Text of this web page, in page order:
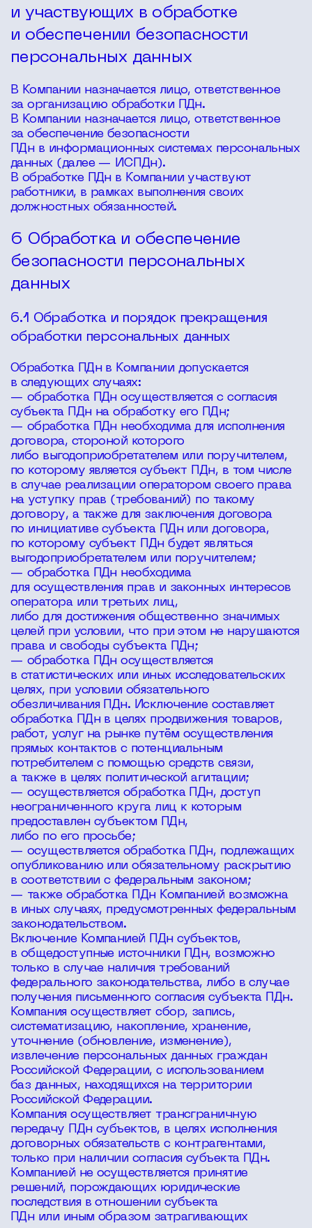
и участвующих в обработке
и обеспечении безопасности
персональных данных
В Компании назначается лицо, ответственное
за организацию обработки ПДн.
В Компании назначается лицо, ответственное
за обеспечение безопасности
ПДн в информационных системах персональных
данных (далее — ИСПДн).
В обработке ПДн в Компании участвуют
работники, в рамках выполнения своих
должностных обязанностей.
6 Обработка и обеспечение
безопасности персональных
данных
6.1 Обработка и порядок прекращения
обработки персональных данных
Обработка ПДн в Компании допускается
в следующих случаях:
— обработка ПДн осуществляется с согласия
субъекта ПДн на обработку его ПДн;
— обработка ПДн необходима для исполнения
договора, стороной которого
либо выгодоприобретателем или поручителем,
по которому является субъект ПДн, в том числе
в случае реализации оператором своего права
на уступку прав (требований) по такому
договору, а также для заключения договора
по инициативе субъекта ПДн или договора,
по которому субъект ПДн будет являться
выгодоприобретателем или поручителем;
— обработка ПДн необходима
для осуществления прав и законных интересов
оператора или третьих лиц,
либо для достижения общественно значимых
целей при условии, что при этом не нарушаются
права и свободы субъекта ПДн;
— обработка ПДн осуществляется
в статистических или иных исследовательских
целях, при условии обязательного
обезличивания ПДн. Исключение составляет
обработка ПДн в целях продвижения товаров,
работ, услуг на рынке путём осуществления
прямых контактов с потенциальным
потребителем с помощью средств связи,
а также в целях политической агитации;
— осуществляется обработка ПДн, доступ
неограниченного круга лиц к которым
предоставлен субъектом ПДн,
либо по его просьбе;
— осуществляется обработка ПДн, подлежащих
опубликованию или обязательному раскрытию
в соответствии с федеральным законом;
— также обработка ПДн Компанией возможна
в иных случаях, предусмотренных федеральным
законодательством.
Включение Компанией ПДн субъектов,
в общедоступные источники ПДн, возможно
только в случае наличия требований
федерального законодательства, либо в случае
получения письменного согласия субъекта ПДн.
Компания осуществляет сбор, запись,
систематизацию, накопление, хранение,
уточнение (обновление, изменение),
извлечение персональных данных граждан
Российской Федерации, с использованием
баз данных, находящихся на территории
Российской Федерации.
Компания осуществляет трансграничную
передачу ПДн субъектов, в целях исполнения
договорных обязательств с контрагентами,
только при наличии согласия субъекта ПДн.
Компанией не осуществляется принятие
решений, порождающих юридические
последствия в отношении субъекта
ПДн или иным образом затрагивающих